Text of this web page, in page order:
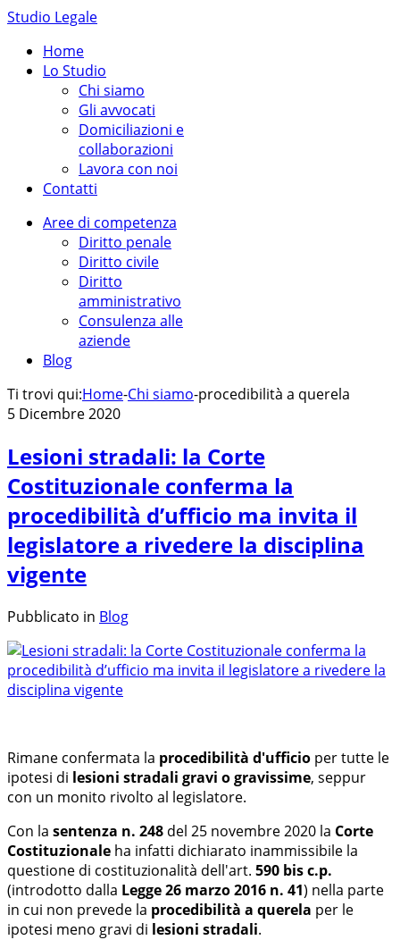
Studio Legale
Home
Lo Studio
Chi siamo
Gli avvocati
Domiciliazioni e
collaborazioni
Lavora con noi
Contatti
Aree di competenza
Diritto penale
Diritto civile
Diritto
amministrativo
Consulenza alle
aziende
Blog
Ti trovi qui:Home-Chi siamo-procedibilità a querela
5 Dicembre 2020
Lesioni stradali: la Corte
Costituzionale conferma la
procedibilità d’ufficio ma invita il
legislatore a rivedere la disciplina
vigente
Pubblicato in Blog
Rimane confermata la procedibilità d'ufficio per tutte le
ipotesi di lesioni stradali gravi o gravissime, seppur
con un monito rivolto al legislatore.
Con la sentenza n. 248 del 25 novembre 2020 la Corte
Costituzionale ha infatti dichiarato inammissibile la
questione di costituzionalità dell'art. 590 bis c.p.
(introdotto dalla Legge 26 marzo 2016 n. 41) nella parte
in cui non prevede la procedibilità a querela per le
ipotesi meno gravi di lesioni stradali.